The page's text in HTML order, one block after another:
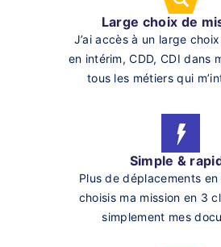
Large choix de
J’ai accès à un large
en intérim, CDD, CDI dans
tous les métiers qui
Simple &
Plus de déplacements
choisis ma mission en 3
simplement mes